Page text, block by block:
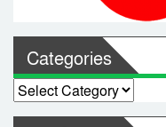
Categories
Categories